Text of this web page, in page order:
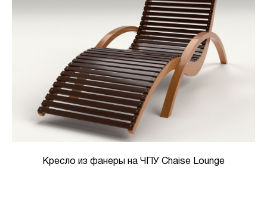
Кресло из фанеры на ЧПУ Chaise Lounge